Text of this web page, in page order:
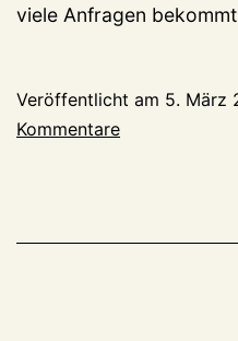
viele Anfragen
Veröffentlicht am 5. März
Kommentare